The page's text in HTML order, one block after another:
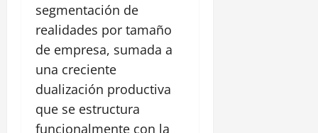
segmentación de
realidades por tamaño
de empresa, sumada a
una creciente
dualización productiva
que se estructura
funcionalmente con la